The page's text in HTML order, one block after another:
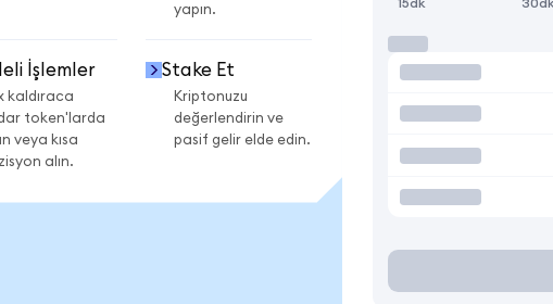
yapın.
İşlemler
kaldıraca
token'larda
veya kısa
alın.
Stake Et
Kriptonuzu
değerlendirin ve
pasif gelir elde edin.
15dk 30dk